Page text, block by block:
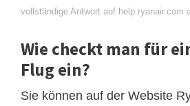
vollständige Antwort auf help.ryanair.com
Wie checkt man für
Flug ein?
Sie können auf der Website